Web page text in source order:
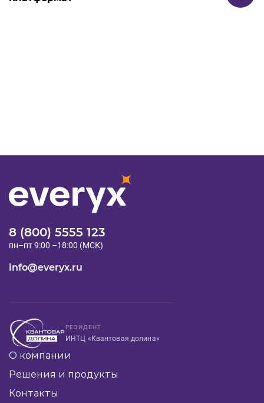
8 (800) 5555 123
пн–пт 9:00 –18:00 (МСК)
info@everyx.ru
РЕЗИДЕНТ
ИНТЦ «Квантовая долина»
О компании
Решения и продукты
Контакты